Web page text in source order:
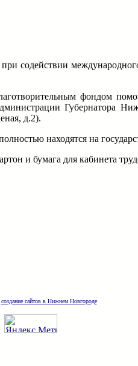
содействии
фондом
Губернатора
д.2).
находятся на
и бумага для кабинета
создание сайтов в Нижнем Новгороде